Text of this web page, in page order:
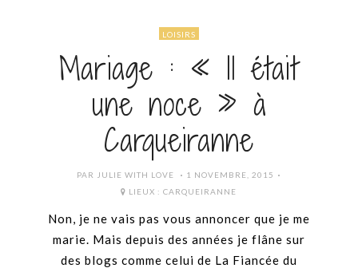
LOISIRS
Mariage : « Il était
une noce » à
Carqueiranne
PAR JULIE WITH LOVE
POSTED
ON
1 NOVEMBRE, 2015
LIEUX : CARQUEIRANNE
Non, je ne vais pas vous annoncer que je me
marie. Mais depuis des années je flâne sur
des blogs comme celui de La Fiancée du